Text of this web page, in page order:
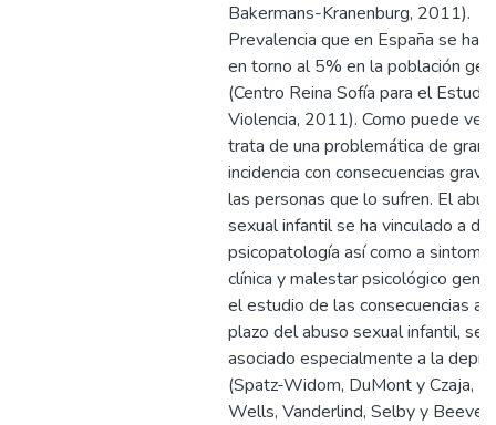
Bakermans-Kranenburg, 2011).
Prevalencia que en España se ha
en torno al 5% en la población
(Centro Reina Sofía para el
Violencia, 2011). Como puede
trata de una problemática de gran
incidencia con consecuencias
las personas que lo sufren. El
sexual infantil se ha vinculado a
psicopatología así como a
clínica y malestar psicológico
el estudio de las consecuencias a
plazo del abuso sexual infantil, se
asociado especialmente a la
(Spatz-Widom, DuMont y Czaja,
Wells, Vanderlind, Selby y